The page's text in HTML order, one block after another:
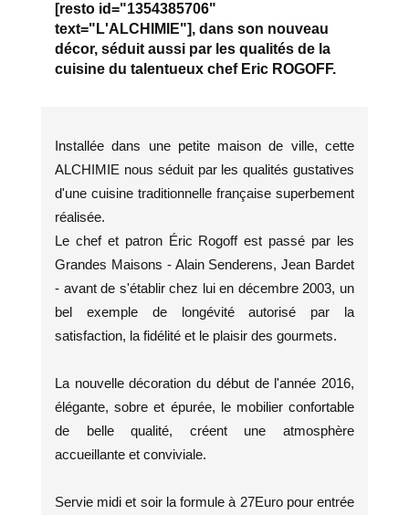
[resto id="1354385706"
text="L'ALCHIMIE"], dans son nouveau
décor, séduit aussi par les qualités de la
cuisine du talentueux chef Eric ROGOFF.
Installée dans une petite maison de ville, cette
ALCHIMIE nous séduit par les qualités gustatives
d'une cuisine traditionnelle française superbement
réalisée.
Le chef et patron Éric Rogoff est passé par les
Grandes Maisons - Alain Senderens, Jean Bardet
- avant de s'établir chez lui en décembre 2003, un
bel exemple de longévité autorisé par la
satisfaction, la fidélité et le plaisir des gourmets.
La nouvelle décoration du début de l'année 2016,
élégante, sobre et épurée, le mobilier confortable
de belle qualité, créent une atmosphère
accueillante et conviviale.
Servie midi et soir la formule à 27Euro pour entrée